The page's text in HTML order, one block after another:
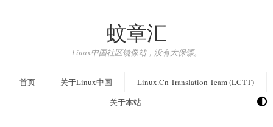
蚊章汇
Linux中国社区镜像站，没有大保镖。
首页 关于Linux中国
Linux.Cn Translation Team (LCTT)
关于本站